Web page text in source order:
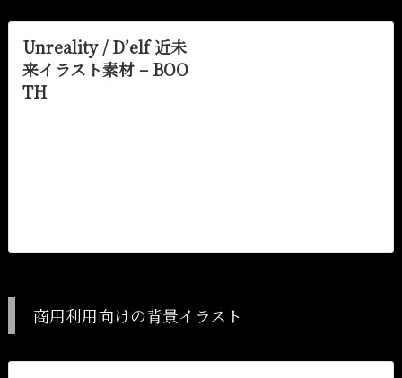
Unreality / D’elf 近未
来イラスト素材 – BOO
TH
商用利用向けの背景イラスト